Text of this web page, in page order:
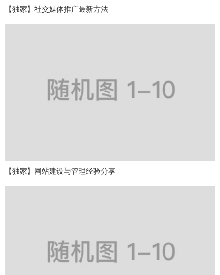
【独家】社交媒体推广最新方法
【独家】网站建设与管理经验分享